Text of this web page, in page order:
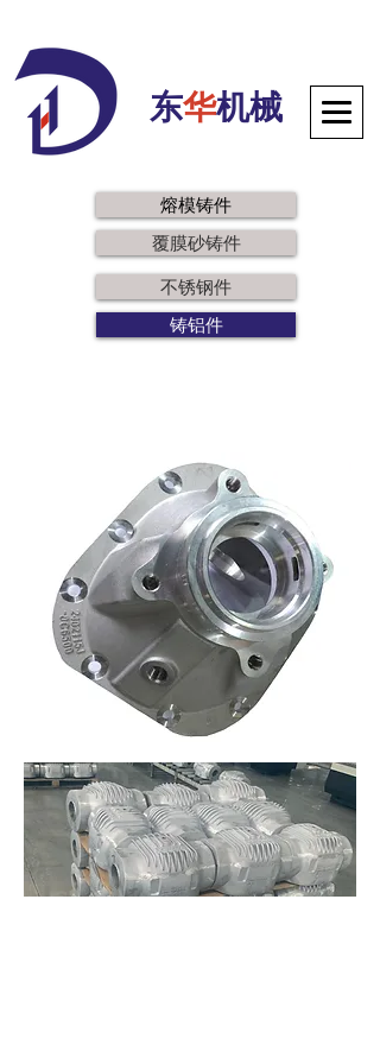
东华机械
熔模铸件
覆膜砂铸件
不锈钢件
铸铝件